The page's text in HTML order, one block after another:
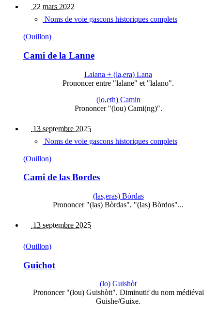
22 mars 2022
Noms de voie gascons historiques complets
(Ouillon)
Cami de la Lanne
Lalana + (la,era) Lana
Prononcer entre "lalane" et "lalano".
(lo,eth) Camin
Prononcer "(lou) Cami(ng)".
13 septembre 2025
Noms de voie gascons historiques complets
(Ouillon)
Cami de las Bordes
(las,eras) Bòrdas
Prononcer "(las) Bòrdas", "(las) Bòrdos"...
13 septembre 2025
(Ouillon)
Guichot
(lo) Guishòt
Prononcer "(lou) Guishòtt". Diminutif du nom médiéval
Guishe/Guixe.